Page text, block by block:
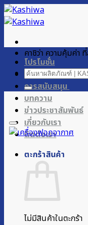
ข้าม
ไป
เนื้อหา
โปรโมชั่น
ผลิตภัณฑ์ของเรา
การสนับสนุน
บทความ
ข่าวประชาสัมพันธ์
เกี่ยวกับเรา
ติดต่อเรา
ตะกร้าสินค้า
ไม่มีสินค้าในตะกร้า
คาชิว่า ความคุ้มค่า
ค้นหา: